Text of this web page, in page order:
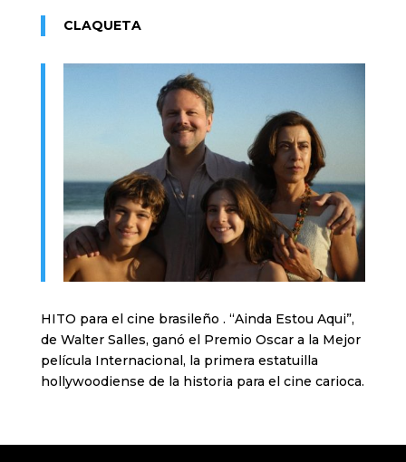
CLAQUETA
HITO para el cine brasileño . “Ainda Estou Aqui”,
de Walter Salles, ganó el Premio Oscar a la Mejor
película Internacional, la primera estatuilla
hollywoodiense de la historia para el cine carioca.